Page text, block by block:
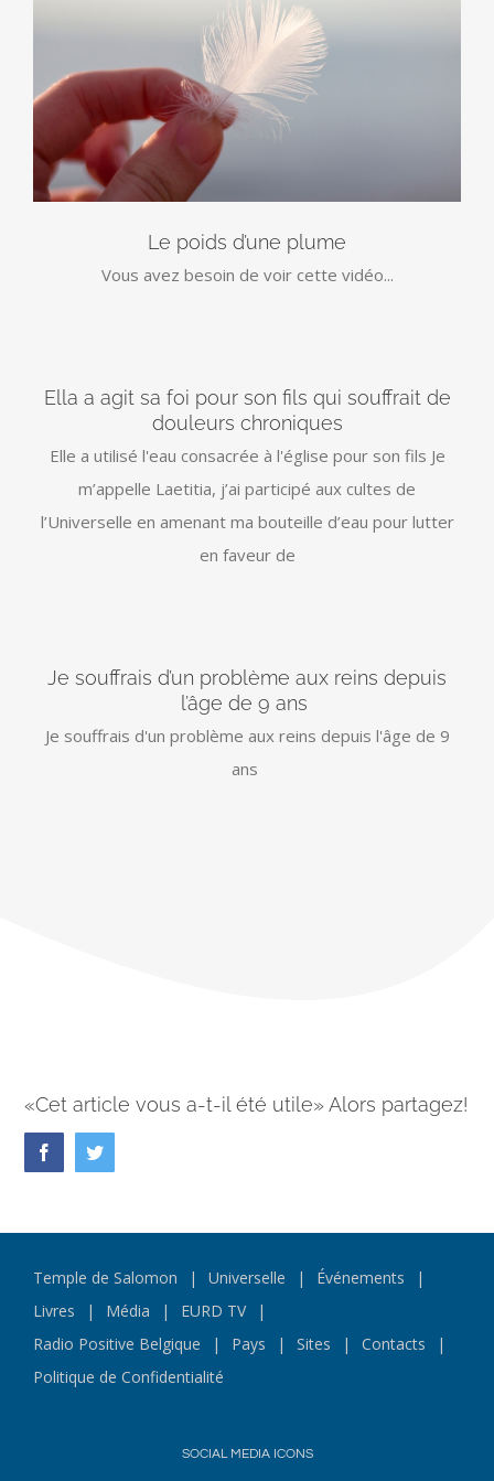
Le poids d’une plume
Vous avez besoin de voir cette vidéo...
Ella a agit sa foi pour son fils qui souffrait de
douleurs chroniques
Elle a utilisé l'eau consacrée à l'église pour son fils Je
m’appelle Laetitia, j’ai participé aux cultes de
l’Universelle en amenant ma bouteille d’eau pour lutter
en faveur de
Je souffrais d’un problème aux reins depuis
l’âge de 9 ans
Je souffrais d'un problème aux reins depuis l'âge de 9
ans
«Cet article vous a-t-il été utile» Alors partagez!
FacebookTwitter
Temple de Salomon Universelle
Événements
Livres
Média
EURD TV
Radio Positive Belgique
Pays Sites
Contacts
Politique de Confidentialité
SOCIAL MEDIA ICONS